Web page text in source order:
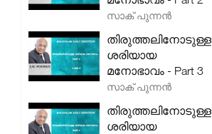
സാക് പുന്നൻ
തിരുത്തലിനോടുള്ള
ശരിയായ
മനോഭാവം - Part 3
സാക് പുന്നൻ
തിരുത്തലിനോടുള്ള
ശരിയായ